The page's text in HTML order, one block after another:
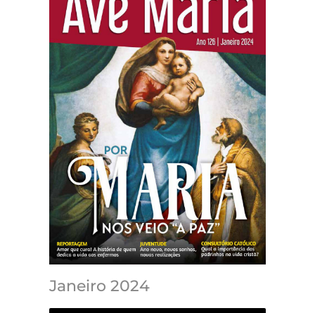
Janeiro 2024